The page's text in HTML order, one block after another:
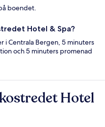
boendet.
Hotel & Spa?
i Centrala Bergen, 5 minuters
och 5 minuters promenad
Hotel